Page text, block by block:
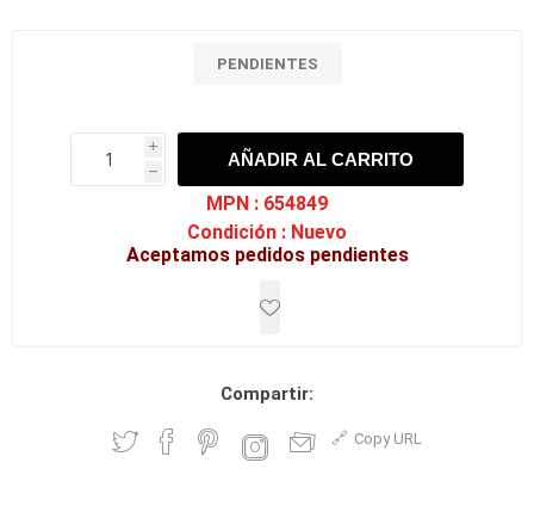
PENDIENTES
i
h
h
AÑADIR AL CARRITO
MPN : 654849
Condición : Nuevo
Aceptamos pedidos pendientes
Compartir:
Copy URL